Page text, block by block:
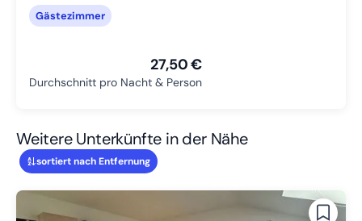
Gästezimmer
27,50 €
Durchschnitt pro Nacht & Person
Weitere Unterkünfte in der Nähe
sortiert nach Entfernung